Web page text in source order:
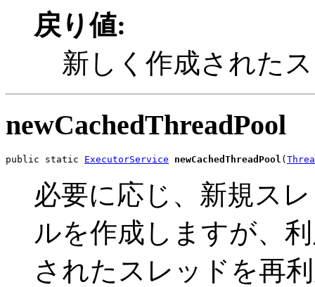
戻り値:
新しく作成された
newCachedThreadPool
public static ExecutorService newCachedThreadPool (
必要に応じ、新規ス
ルを作成しますが、
されたスレッドを再